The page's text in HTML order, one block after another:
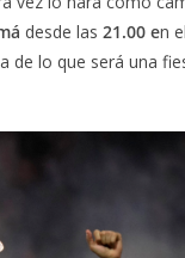
desde las 21.00 en el
de lo que será una